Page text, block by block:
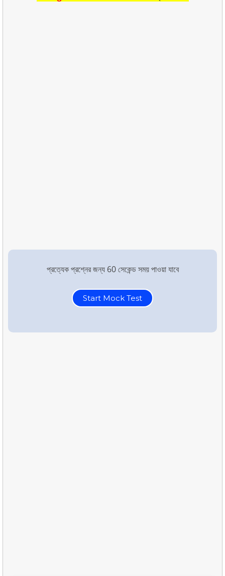
প্রত্যেক প্রশ্নের জন্য 60 সেকেন্ড সময় পাওয়া যাবে
Start Mock Test